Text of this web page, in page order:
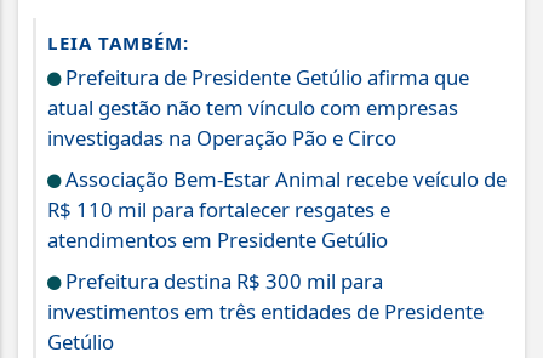
LEIA TAMBÉM:
Prefeitura de Presidente Getúlio afirma que
atual gestão não tem vínculo com empresas
investigadas na Operação Pão e Circo
Associação Bem-Estar Animal recebe veículo de
R$ 110 mil para fortalecer resgates e
atendimentos em Presidente Getúlio
Prefeitura destina R$ 300 mil para
investimentos em três entidades de Presidente
Getúlio